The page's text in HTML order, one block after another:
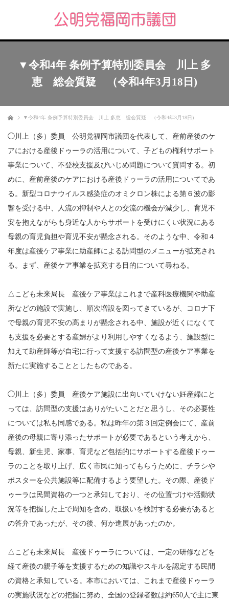
▼令和4年 条例予算特別委員会 川上 多
恵 総会質疑 （令和4年3月18日)
ホーム ▼令和4年 条例予算特別委員会 川上 多恵 総会質疑 （令和4年3月18日)
◯川上（多）委員 公明党福岡市議団を代表して、産前産後のケ
アにおける産後ドゥーラの活用について、子どもの権利サポート
事業について、不登校支援及びいじめ問題について質問する。初
めに、産前産後のケアにおける産後ドゥーラの活用についてであ
る。新型コロナウイルス感染症のオミクロン株による第６波の影
響を受ける中、人流の抑制や人との交流の機会が減少し、育児不
安を抱えながらも身近な人からサポートを受けにくい状況にある
母親の育児負担や育児不安が懸念される。そのような中、令和４
年度は産後ケア事業に助産師による訪問型のメニューが拡充され
る。まず、産後ケア事業を拡充する目的について尋ねる。
△こども未来局長 産後ケア事業はこれまで産科医療機関や助産
所などの施設で実施し、順次増設を図ってきているが、コロナ下
で母親の育児不安の高まりが懸念される中、施設が近くになくて
も支援を必要とする産婦がより利用しやすくなるよう、施設型に
加えて助産師等が自宅に行って支援する訪問型の産後ケア事業を
新たに実施することとしたものである。
◯川上（多）委員 産後ケア施設に出向いていけない妊産婦にと
っては、訪問型の支援はありがたいことだと思うし、その必要性
については私も同感である。私は昨年の第３回定例会にて、産前
産後の母親に寄り添ったサポートが必要であるという考えから、
母親、新生児、家事、育児など包括的にサポートする産後ドゥー
ラのことを取り上げ、広く市民に知ってもらうために、チラシや
ポスターを公共施設等に配備するよう要望した。その際、産後ド
ゥーラは民間資格の一つと承知しており、その位置づけや活動状
況等を把握した上で周知を含め、取扱いを検討する必要があると
の答弁であったが、その後、何か進展があったのか。
△こども未来局長 産後ドゥーラについては、一定の研修などを
経て産後の親子等を支援するための知識やスキルを認定する民間
の資格と承知している。本市においては、これまで産後ドゥーラ
の実施状況などの把握に努め、全国の登録者数は約650人で主に東